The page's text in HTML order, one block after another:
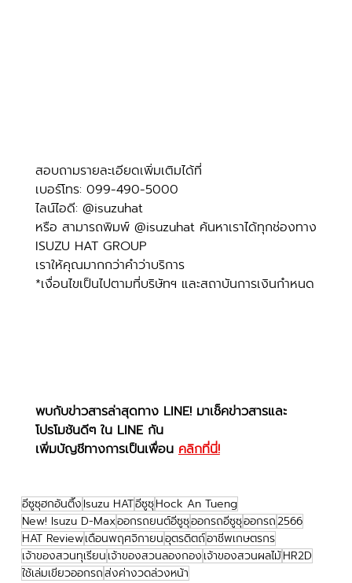
สอบถามรายละเอียดเพิ่มเติมได้ที่
เบอร์โทร: 099-490-5000
ไลน์ไอดี: @isuzuhat
หรือ สามารถพิมพ์ @isuzuhat ค้นหาเราได้ทุกช่องทาง
ISUZU HAT GROUP
เราให้คุณมากกว่าคำว่าบริการ
*เงื่อนไขเป็นไปตามที่บริษัทฯ และสถาบันการเงินกำหนด
พบกับข่าวสารล่าสุดทาง LINE! มาเช็คข่าวสารและ
โปรโมชันดีๆ ใน LINE กัน
เพิ่มบัญชีทางการเป็นเพื่อน คลิกที่นี่!
อีซูซุฮกอันตึ๊งIsuzu HATอีซูซุHock An Tueng
New! Isuzu D-Maxออกรถยนต์อีซูซุออกรถอีซูซุออกรถ2566
HAT Reviewเดือนพฤศจิกายนอุตรดิตถ์อาชีพเกษตรกร
เจ้าของสวนทุเรียนเจ้าของสวนลองกองเจ้าของสวนผลไม้HR2D
ใช้เล่มเขียวออกรถส่งค่างวดล่วงหน้า